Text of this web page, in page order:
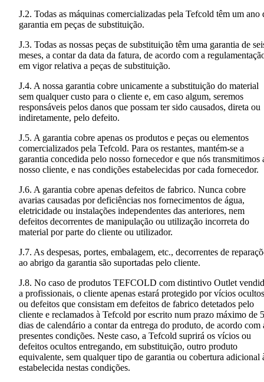
J.2. Todas as máquinas comercializadas pela Tefcold têm um ano
garantia em peças de substituição.
J.3. Todas as nossas peças de substituição têm uma garantia de
meses, a contar da data da fatura, de acordo com a
em vigor relativa a peças de substituição.
J.4. A nossa garantia cobre unicamente a substituição do material
sem qualquer custo para o cliente e, em caso algum, seremos
responsáveis pelos danos que possam ter sido causados, direta ou
indiretamente, pelo defeito.
J.5. A garantia cobre apenas os produtos e peças ou elementos
comercializados pela Tefcold. Para os restantes, mantém-se a
garantia concedida pelo nosso fornecedor e que nós transmitimos
nosso cliente, e nas condições estabelecidas por cada fornecedor.
J.6. A garantia cobre apenas defeitos de fabrico. Nunca cobre
avarias causadas por deficiências nos fornecimentos de água,
eletricidade ou instalações independentes das anteriores, nem
defeitos decorrentes de manipulação ou utilização incorreta do
material por parte do cliente ou utilizador.
J.7. As despesas, portes, embalagem, etc., decorrentes de
ao abrigo da garantia são suportadas pelo cliente.
J.8. No caso de produtos TEFCOLD com distintivo Outlet
a profissionais, o cliente apenas estará protegido por vícios ocultos
ou defeitos que consistam em defeitos de fabrico detetados pelo
cliente e reclamados à Tefcold por escrito num prazo máximo de 5
dias de calendário a contar da entrega do produto, de acordo com
presentes condições. Neste caso, a Tefcold suprirá os vícios ou
defeitos ocultos entregando, em substituição, outro produto
equivalente, sem qualquer tipo de garantia ou cobertura adicional
estabelecida nestas condições.